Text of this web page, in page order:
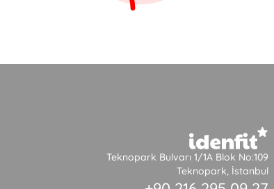
Teknopark Bulvarı 1/1A Blok No:109
Teknopark, İstanbul